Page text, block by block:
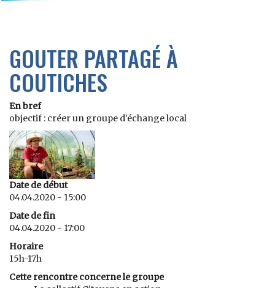
GOUTER PARTAGÉ À
COUTICHES
En bref
objectif : créer un groupe d'échange local
Date de début
04.04.2020 - 15:00
Date de fin
04.04.2020 - 17:00
Horaire
15h-17h
Cette rencontre concerne le groupe